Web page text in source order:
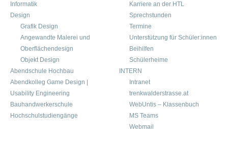
Informatik
Design
Grafik Design
Angewandte Malerei und
Oberflächendesign
Objekt Design
Abendschule Hochbau
Abendkolleg Game Design |
Usability Engineering
Bauhandwerkerschule
Hochschulstudiengänge
Karriere an der HTL
Sprechstunden
Termine
Unterstützung für Schüler:innen
Beihilfen
Schülerheime
INTERN
Intranet
trenkwalderstrasse.at
WebUntis – Klassenbuch
MS Teams
Webmail